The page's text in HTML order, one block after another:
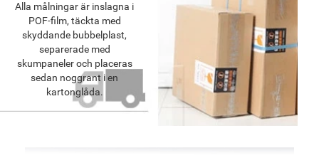
Alla målningar är inslagna i
POF-film, täckta med
skyddande bubbelplast,
separerade med
skumpaneler och placeras
sedan noggrant i en
kartonglåda.